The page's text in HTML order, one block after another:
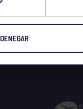
DENEGAR
El grupo en prensa